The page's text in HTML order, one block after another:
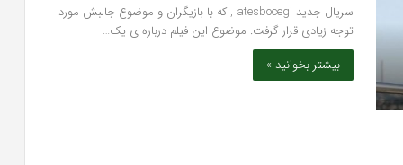
سریال جدید atesbocegi , که با بازیگران و موضوع جالبش مورد
توجه زیادی قرار گرفت. موضوع این فیلم درباره ی یک…
بیشتر بخوانید »